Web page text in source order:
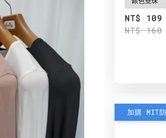
NT$ 109
NT$ 160
加購 MIT